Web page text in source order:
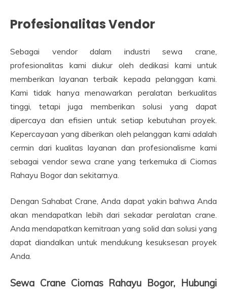
Profesionalitas Vendor
Sebagai vendor dalam industri sewa crane,
profesionalitas kami diukur oleh dedikasi kami untuk
memberikan layanan terbaik kepada pelanggan kami.
Kami tidak hanya menawarkan peralatan berkualitas
tinggi, tetapi juga memberikan solusi yang dapat
dipercaya dan efisien untuk setiap kebutuhan proyek.
Kepercayaan yang diberikan oleh pelanggan kami adalah
cermin dari kualitas layanan dan profesionalisme kami
sebagai vendor sewa crane yang terkemuka di Ciomas
Rahayu Bogor dan sekitarnya.
Dengan Sahabat Crane, Anda dapat yakin bahwa Anda
akan mendapatkan lebih dari sekadar peralatan crane.
Anda mendapatkan kemitraan yang solid dan solusi yang
dapat diandalkan untuk mendukung kesuksesan proyek
Anda.
Sewa Crane Ciomas Rahayu Bogor, Hubungi